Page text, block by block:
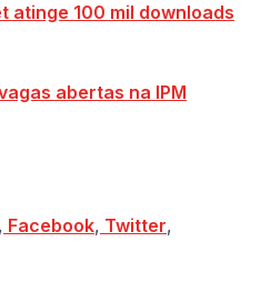
atinge 100 mil downloads
abertas na IPM
, Facebook, Twitter,